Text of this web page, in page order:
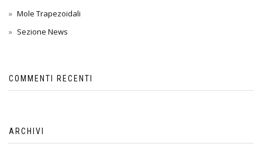
Mole Trapezoidali
Sezione News
COMMENTI RECENTI
ARCHIVI